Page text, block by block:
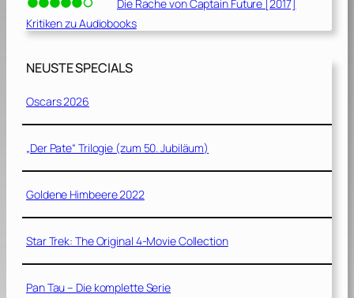
Die Rache von Captain Future [2017]
Kritiken zu Audiobooks
NEUSTE SPECIALS
Oscars 2026
„Der Pate“ Trilogie (zum 50. Jubiläum)
Goldene Himbeere 2022
Star Trek: The Original 4-Movie Collection
Pan Tau – Die komplette Serie